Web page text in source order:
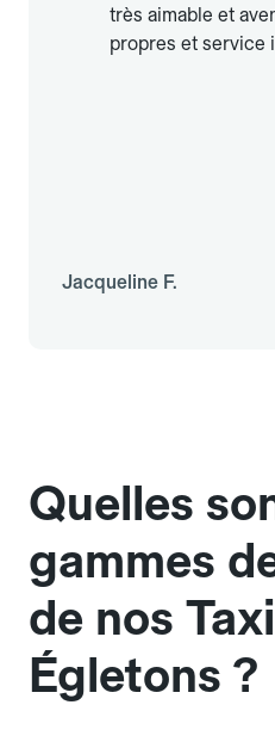
très aimable et
propres et service
Jacqueline F.
Quelles
gammes
de nos
Égletons ?